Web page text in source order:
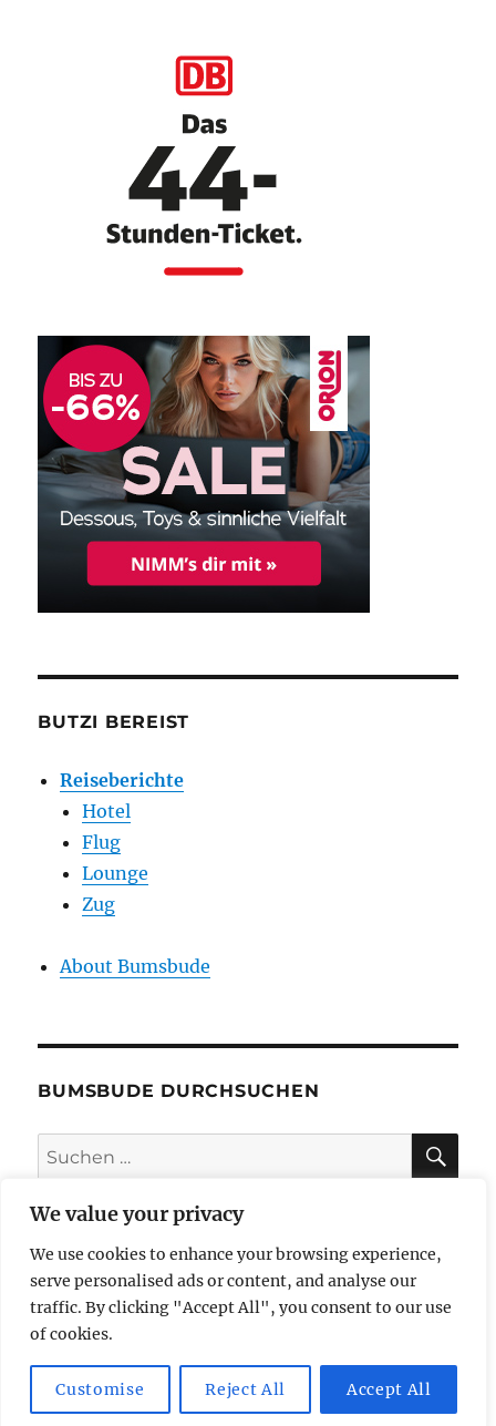
We value your privacy
We use cookies to enhance your browsing experience,
serve personalised ads or content, and analyse our
traffic. By clicking "Accept All", you consent to our use
of cookies.
Customise Reject All Accept All
BUTZI BEREIST
Reiseberichte
Hotel
Flug
Lounge
Zug
About Bumsbude
BUMSBUDE DURCHSUCHEN
Suche
nach:
impressum
datenschutzerklärung
butzi bereist Mit Stolz präsentiert von WordPress